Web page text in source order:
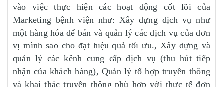
vào việc thực hiện các hoạt động cốt lõi của
Marketing bệnh viện như: Xây dựng dịch vụ như
một hàng hóa để bán và quản lý các dịch vụ của đơn
vị mình sao cho đạt hiệu quả tối ưu., Xây dựng và
quản lý các kênh cung cấp dịch vụ (thu hút tiếp
nhận của khách hàng), Quản lý tổ hợp truyền thông
và khai thác truyền thông phù hợp với thực tế đơn